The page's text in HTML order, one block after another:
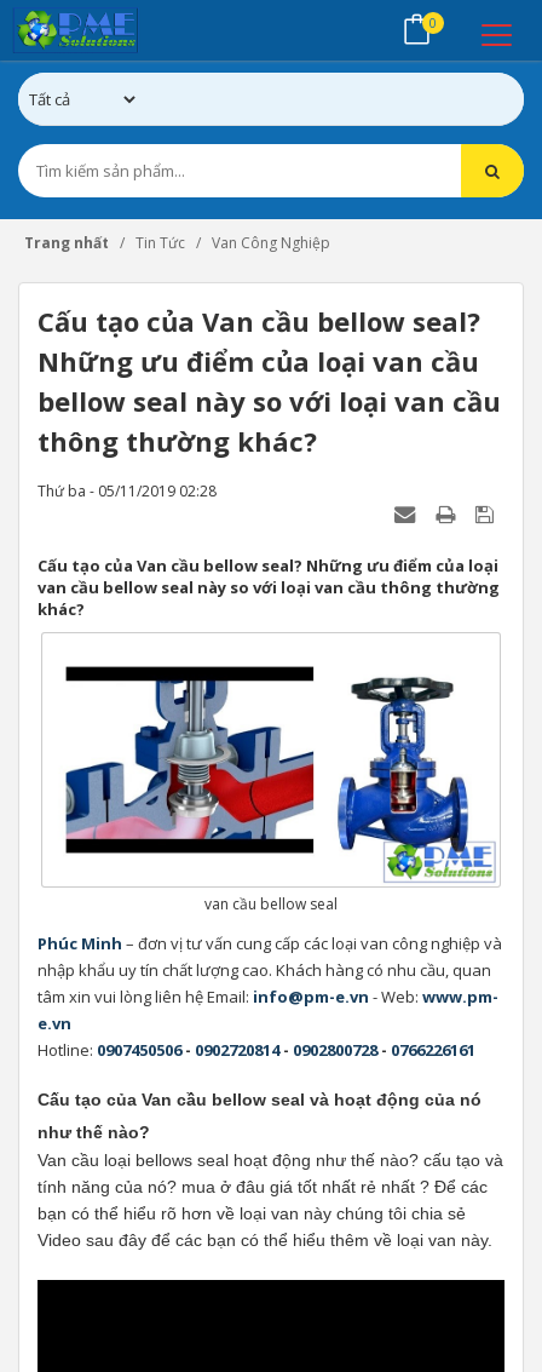
0
Trang nhất Tin Tức Van Công Nghiệp
Cấu tạo của Van cầu bellow seal?
Những ưu điểm của loại van cầu
bellow seal này so với loại van cầu
thông thường khác?
Thứ ba - 05/11/2019 02:28
Cấu tạo của Van cầu bellow seal? Những ưu điểm của loại
van cầu bellow seal này so với loại van cầu thông thường
khác?
van cầu bellow seal
Phúc Minh – đơn vị tư vấn cung cấp các loại van công nghiệp và
nhập khẩu uy tín chất lượng cao. Khách hàng có nhu cầu, quan
tâm xin vui lòng liên hệ Email: info@pm-e.vn - Web: www.pm-
e.vn
Hotline: 0907450506- 0902720814- 0902800728- 0766226161
Cấu tạo của Van cầu bellow seal và hoạt động của nó
như thế nào?
Van cầu loại bellows seal hoạt động như thế nào? cấu tạo và
tính năng của nó? mua ở đâu giá tốt nhất rẻ nhất ? Để các
bạn có thể hiểu rõ hơn về loại van này chúng tôi chia sẻ
Video sau đây để các bạn có thể hiểu thêm về loại van này.